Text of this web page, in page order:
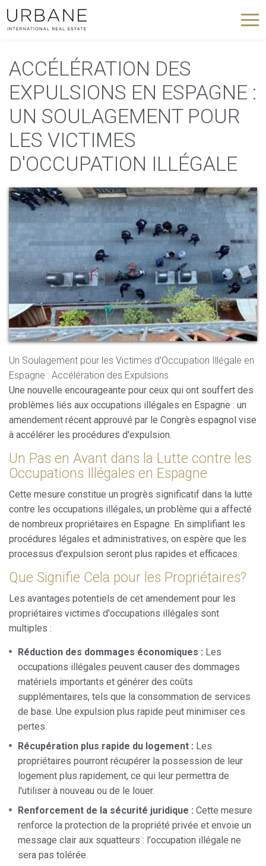
ACCÉLÉRATION DES
EXPULSIONS EN ESPAGNE :
UN SOULAGEMENT POUR
LES VICTIMES
D'OCCUPATION ILLÉGALE
Un Soulagement pour les Victimes d'Occupation Illégale en
Espagne : Accélération des Expulsions
Une nouvelle encourageante pour ceux qui ont souffert des
problèmes liés aux occupations illégales en Espagne : un
amendement récent approuvé par le Congrès espagnol vise
à accélérer les procédures d'expulsion.
Un Pas en Avant dans la Lutte contre les
Occupations Illégales en Espagne
Cette mesure constitue un progrès significatif dans la lutte
contre les occupations illégales, un problème qui a affecté
de nombreux propriétaires en Espagne. En simplifiant les
procédures légales et administratives, on espère que les
processus d'expulsion seront plus rapides et efficaces.
Que Signifie Cela pour les Propriétaires?
Les avantages potentiels de cet amendement pour les
propriétaires victimes d'occupations illégales sont
multiples :
Réduction des dommages économiques : Les
occupations illégales peuvent causer des dommages
matériels importants et générer des coûts
supplémentaires, tels que la consommation de services
de base. Une expulsion plus rapide peut minimiser ces
pertes.
Récupération plus rapide du logement : Les
propriétaires pourront récupérer la possession de leur
logement plus rapidement, ce qui leur permettra de
l'utiliser à nouveau ou de le louer.
Renforcement de la sécurité juridique : Cette mesure
renforce la protection de la propriété privée et envoie un
message clair aux squatteurs : l'occupation illégale ne
sera pas tolérée.
Modifier les cookies
Technique et Fonctionnel
Toujours actif
Ce site Web utilise ses propres cookies pour collecter des
informations afin d'améliorer nos services. Si vous
continuez à naviguer, vous acceptez leur installation.
L'utilisateur a la possibilité de configurer son navigateur,
pouvant, s'il le souhaite, empêcher leur installation sur son
disque dur, même s'il doit garder à l'esprit qu'une telle
action peut entraîner des difficultés de navigation sur le
Analyse et Personnalisation
Ils permettent le suivi et l'analyse du comportement des
utilisateurs de ce site. Les informations collectées via ce
type de cookies sont utilisées pour mesurer l'activité du
Web pour l'élaboration des profils de navigation des
utilisateurs afin d'introduire des améliorations basées sur
l'analyse des données d'utilisation effectuée par les
utilisateurs du service. . Ils nous permettent de
pour améliorer la qualité de nos services et offrir une
meilleure expérience grâce aux produits recommandés.
Marketing et Publicité
les préférences et les choix personnels de l'utilisateur
grâce à l'observation continue de ses habitudes de
navigation. Grâce à eux, nous pouvons connaître les
habitudes de navigation sur le site Web et afficher des
publicités liées au profil de navigation de l'utilisateur.